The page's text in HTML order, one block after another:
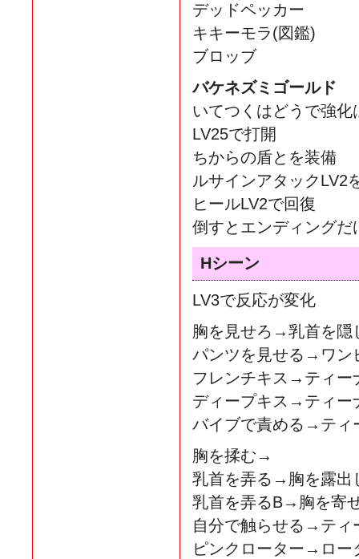
デッドペッカー
キキーモラ(図鑑)
ブロッブ
バケネズミゴールド
いてつくはどうで強化
LV25で打開
ちからの盾とを装備
ルサインアタックLV2
ヒールLV2で回復
倒すとエンディング
Hシーン
LV3で反応が変化
胸を見せろ→乳首を隠
パンツを見せる→ワン
フレンチキス→ティー
ディープキス→ティー
バイブで責める→ティ
胸を揉む→
乳首を弄る→胸を露出
乳首を弄るB→胸を寄
自分で触らせる→ティ
ピンクローター→ロー